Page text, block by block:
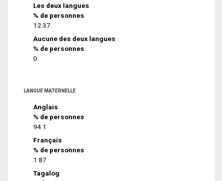
Les deux langues
% de personnes
12.37
Aucune des deux langues
% de personnes
0
LANGUE MATERNELLE
Anglais
% de personnes
94.1
Français
% de personnes
1.87
Tagalog